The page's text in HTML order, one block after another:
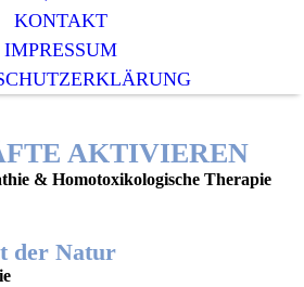
KONTAKT
IMPRESSUM
AKTIVIEREN
& Homotoxikologische Therapie
der Natur